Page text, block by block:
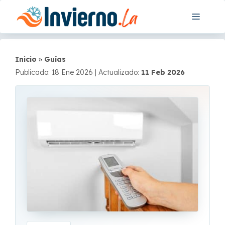
contenido
Menú
Inicio » Guías
Publicado: 18 Ene 2026 | Actualizado: 11 Feb 2026